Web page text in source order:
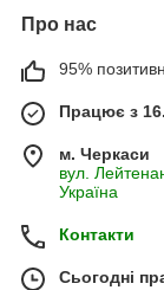
Про нас
95%
Працює з
м. Черкаси
вул.
Україна
Контакти
Сьогодні